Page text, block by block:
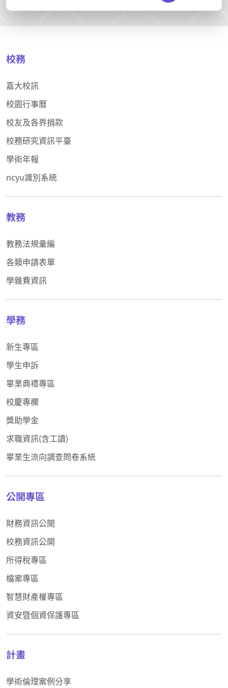
校務
嘉大校訊
校園行事曆
校友及各界捐款
校務研究資訊平臺
學術年報
ncyu識別系統
教務
教務法規彙編
各類申請表單
學雜費資訊
學務
新生專區
學生申訴
畢業典禮專區
校慶專欄
獎助學金
求職資訊(含工讀)
畢業生流向調查問卷系統
公開專區
財務資訊公開
校務資訊公開
所得稅專區
檔案專區
智慧財產權專區
資安暨個資保護專區
計畫
學術倫理案例分享